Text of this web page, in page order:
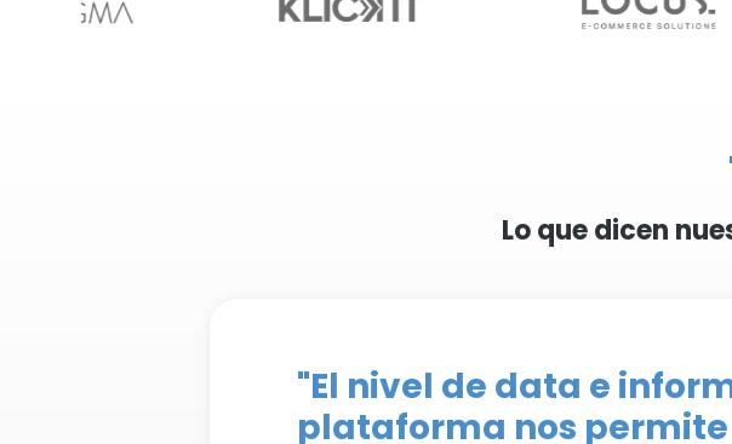
Lo que dicen
"El nivel de data e
plataforma nos